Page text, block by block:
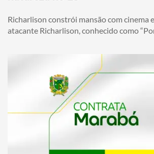
Richarlison constrói mansão com cinema
atacante Richarlison, conhecido como